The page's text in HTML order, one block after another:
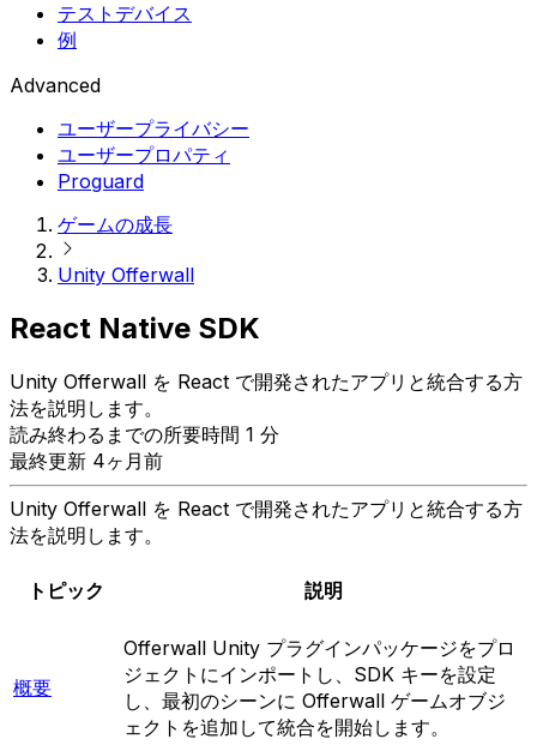
テストデバイス
例
Advanced
ユーザープライバシー
ユーザープロパティ
Proguard
ゲームの成長
Unity Offerwall
React Native SDK
Unity Offerwall を React で開発されたアプリと統合する方
法を説明します。
読み終わるまでの所要時間 1 分
最終更新 4ヶ月前
Unity Offerwall を React で開発されたアプリと統合する方
法を説明します。
トピック 説明
概要
Offerwall Unity プラグインパッケージをプロ
ジェクトにインポートし、SDK キーを設定
し、最初のシーンに Offerwall ゲームオブジ
ェクトを追加して統合を開始します。